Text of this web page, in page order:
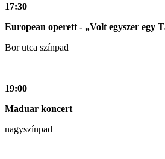
17:30
European operett - „Volt egyszer egy
Bor utca színpad
19:00
Maduar koncert
nagyszínpad